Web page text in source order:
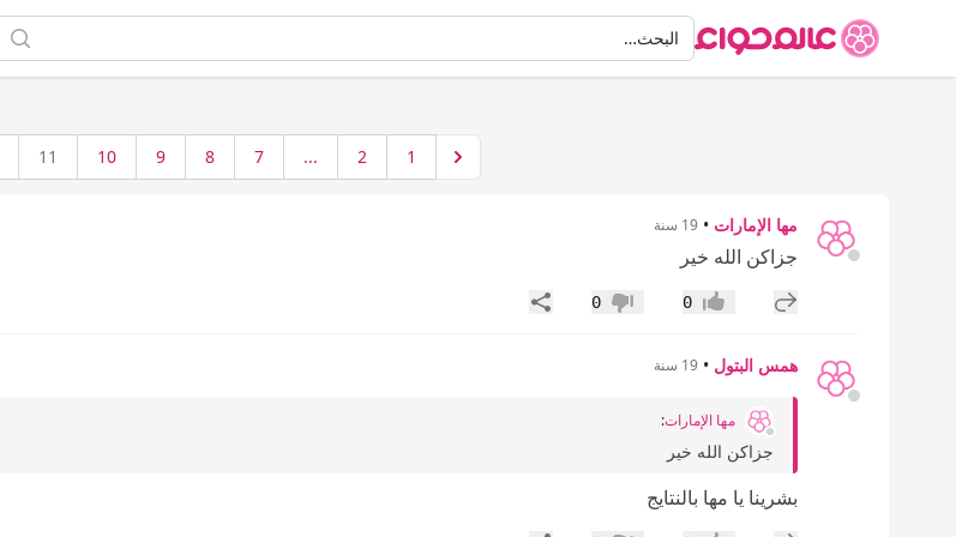
البحثالبحث…
1
2
...
7
8
9
10
11
مها الإمارات • 19 سنة
جزاكن الله خير
إضافة رد جديد
إعجاب0 عدم إعجاب
0 مشاركة
همس البتول • 19 سنة
مها الإمارات:
جزاكن الله خير
بشرينا يا مها بالنتايج